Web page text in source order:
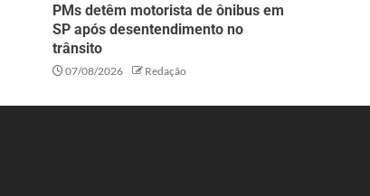
PMs detêm motorista de ônibus em
SP após desentendimento no
trânsito
07/08/2026 Redação